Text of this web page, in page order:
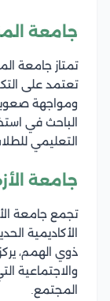
جامعة
تمتاز جامعة
تعتمد على
ومواجهة
الباحث في
التعليمي
جامعة
تجمع جامعة
الأكاديمية
ذوي الهمم،
والاجتماعية
المجتمع.